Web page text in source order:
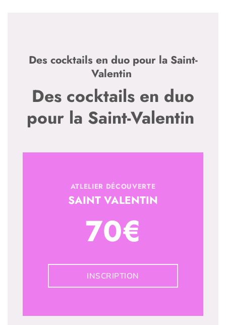
Des cocktails en duo pour la Saint-
Valentin
Des cocktails en duo
pour la Saint-Valentin
ATLELIER DÉCOUVERTE
SAINT VALENTIN
70€
INSCRIPTION